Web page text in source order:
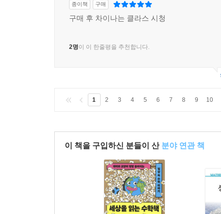
종이책 구매
구매 후 차이나는 클라스 시청
2명이 이 한줄평을 추천합니다.
1 2 3 4 5 6 7 8 9 10
이 책을 구입하신 분들이 산 분야 연관 책